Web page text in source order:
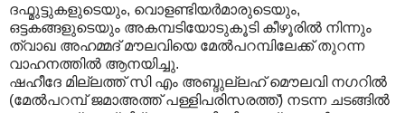
ദഫ്മുട്ടുകളുടെയും, വൊളണ്ടിയര്‍മാരുടെയും,
ഒട്ടകങ്ങളുടെയും അകമ്പടിയോടുകൂടി കീഴൂരില്‍ നിന്നും
ത്വാഖ അഹമ്മദ് മൗലവിയെ മേല്‍പറമ്പിലേക്ക് തുറന്ന
വാഹനത്തില്‍ ആനയിച്ചു.
ഷഹീദേ മില്ലത്ത്‌ സി എം അബ്ദുല്ലഹ് മൌലവി നഗറില്‍
(മേല്‍പറമ്പ് ജമാഅത്ത് പള്ളിപരിസരത്ത്) നടന്ന ചടങ്ങില്‍